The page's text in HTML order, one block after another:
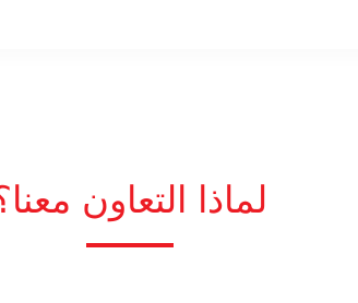
لماذا التعاون